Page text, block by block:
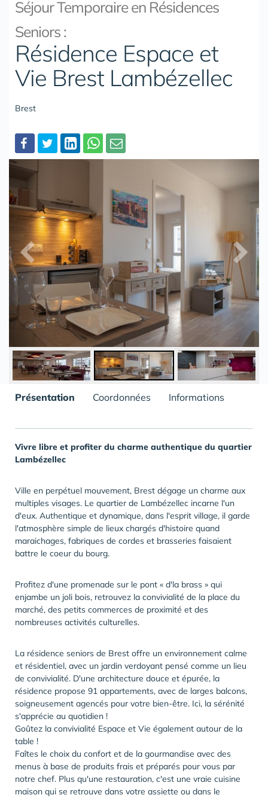
Séjour Temporaire en Résidences
Seniors :
Résidence Espace et
Vie Brest Lambézellec
Brest
Partager
Présentation Coordonnées Informations
Vivre libre et profiter du charme authentique du quartier
Lambézellec
Ville en perpétuel mouvement, Brest dégage un charme aux
multiples visages. Le quartier de Lambézellec incarne l'un
d'eux. Authentique et dynamique, dans l'esprit village, il garde
l'atmosphère simple de lieux chargés d'histoire quand
maraichages, fabriques de cordes et brasseries faisaient
battre le coeur du bourg.
Profitez d'une promenade sur le pont « d'la brass » qui
enjambe un joli bois, retrouvez la convivialité de la place du
marché, des petits commerces de proximité et des
nombreuses activités culturelles.
La résidence seniors de Brest offre un environnement calme
et résidentiel, avec un jardin verdoyant pensé comme un lieu
de convivialité. D'une architecture douce et épurée, la
résidence propose 91 appartements, avec de larges balcons,
soigneusement agencés pour votre bien-être. Ici, la sérénité
s'apprécie au quotidien !
Goûtez la convivialité Espace et Vie également autour de la
table !
Faîtes le choix du confort et de la gourmandise avec des
menus à base de produits frais et préparés pour vous par
notre chef. Plus qu'une restauration, c'est une vraie cuisine
maison qui se retrouve dans votre assiette ou dans le